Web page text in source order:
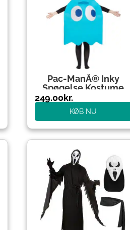
Pac-ManÂ® Inky
Spøgelse Kostume
249.00kr.
KØB NU